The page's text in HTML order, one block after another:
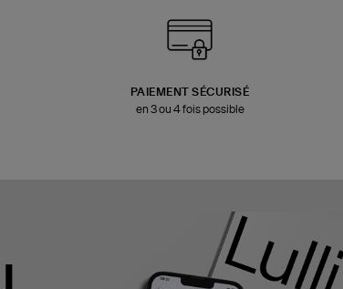
PAIEMENT SÉCURISÉ
en 3 ou 4 fois possible